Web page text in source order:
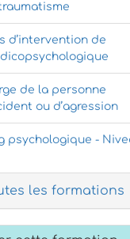
d’intervention de
de la personne
ou d’agression
psychologique -
les formations